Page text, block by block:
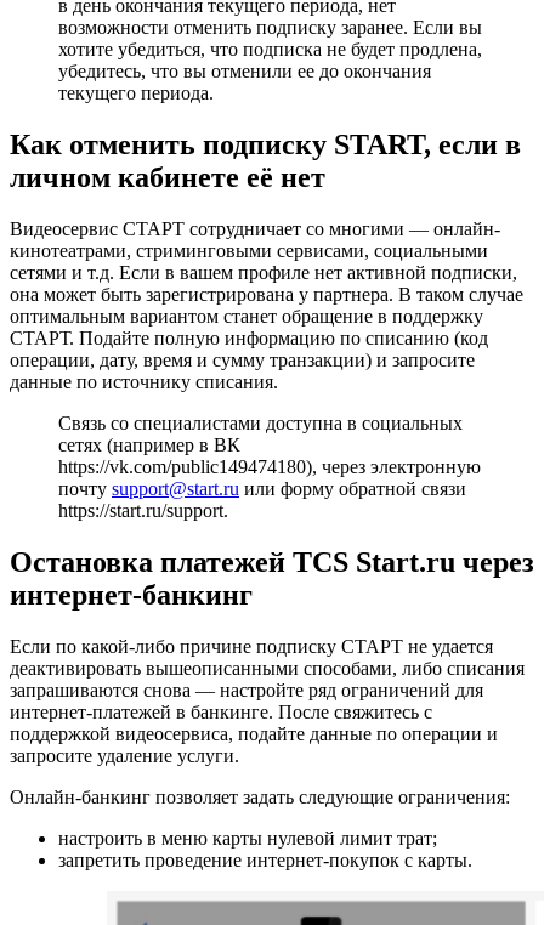
в день окончания текущего периода, нет
возможности отменить подписку заранее. Если вы
хотите убедиться, что подписка не будет продлена,
убедитесь, что вы отменили ее до окончания
текущего периода.
Как отменить подписку START, если в
личном кабинете её нет
Видеосервис СТАРТ сотрудничает со многими — онлайн-
кинотеатрами, стриминговыми сервисами, социальными
сетями и т.д. Если в вашем профиле нет активной подписки,
она может быть зарегистрирована у партнера. В таком случае
оптимальным вариантом станет обращение в поддержку
СТАРТ. Подайте полную информацию по списанию (код
операции, дату, время и сумму транзакции) и запросите
данные по источнику списания.
Связь со специалистами доступна в социальных
сетях (например в ВК
https://vk.com/public149474180), через электронную
почту support@start.ru или форму обратной связи
https://start.ru/support.
Остановка платежей TCS Start.ru через
интернет-банкинг
Если по какой-либо причине подписку СТАРТ не удается
деактивировать вышеописанными способами, либо списания
запрашиваются снова — настройте ряд ограничений для
интернет-платежей в банкинге. После свяжитесь с
поддержкой видеосервиса, подайте данные по операции и
запросите удаление услуги.
Онлайн-банкинг позволяет задать следующие ограничения:
настроить в меню карты нулевой лимит трат;
запретить проведение интернет-покупок с карты.